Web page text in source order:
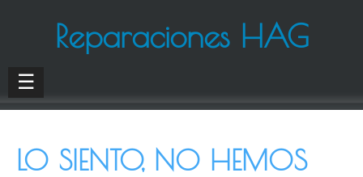
Reparaciones HAG
☰
LO SIENTO, NO HEMOS